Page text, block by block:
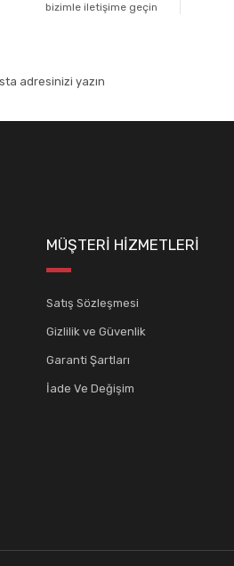
bizimle iletişime geçin
MÜŞTERİ HİZMETLERİ
Satış Sözleşmesi
Gizlilik ve Güvenlik
Garanti Şartları
İade Ve Değişim